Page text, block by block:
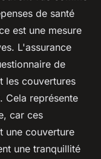
de santé
est une mesure
L'assurance
de
les couvertures
Cela représente
car ces
une couverture
une tranquillité